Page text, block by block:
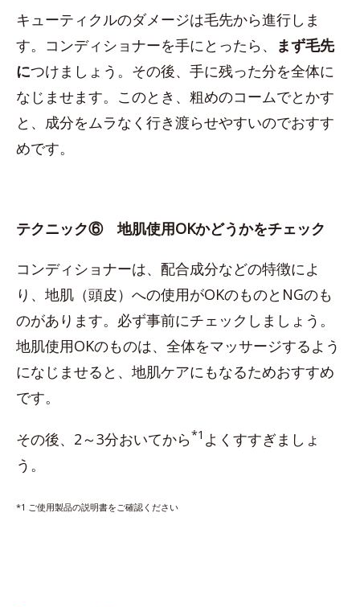
キューティクルのダメージは毛先から進行しま
す。コンディショナーを手にとったら、
まず毛先
につけましょう。その後、手に残った分を全体に
なじませます。このとき、粗めのコームでとかす
と、成分をムラなく行き渡らせやすいのでおすす
めです。
テクニック⑥ 地肌使用OKかどうかをチェック
コンディショナーは、配合成分などの特徴によ
り、地肌（頭皮）への使用がOKのものとNGのも
のがあります。必ず事前にチェックしましょう。
地肌使用OKのものは、全体をマッサージするよう
になじませると、地肌ケアにもなるためおすすめ
です。
その後、2～3分おいてから*1 よくすすぎましょ
う。
*1 ご使用製品の説明書をご確認ください